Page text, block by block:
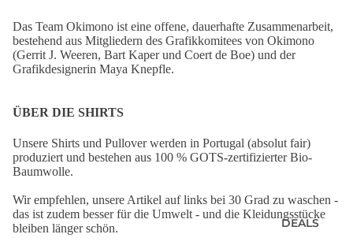
DEALS
Das Team Okimono ist eine offene, dauerhafte Zusammenarbeit,
bestehend aus Mitgliedern des Grafikkomitees von Okimono
(Gerrit J. Weeren, Bart Kaper und Coert de Boe) und der
Grafikdesignerin Maya Knepfle.
ÜBER DIE SHIRTS
Unsere Shirts und Pullover werden in Portugal (absolut fair)
produziert und bestehen aus 100 % GOTS-zertifizierter Bio-
Baumwolle.
Wir empfehlen, unsere Artikel auf links bei 30 Grad zu waschen -
das ist zudem besser für die Umwelt - und die Kleidungsstücke
bleiben länger schön.